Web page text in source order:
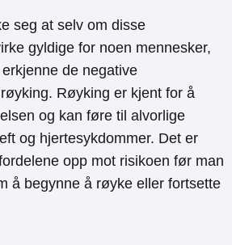
seg at selv om disse
gyldige for noen mennesker,
de negative
Røyking er kjent for å
og kan føre til alvorlige
og hjertesykdommer. Det er
opp mot risikoen før man
å begynne å røyke eller fortsette